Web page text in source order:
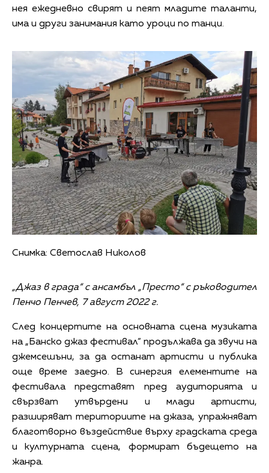
нея ежедневно свирят и пеят младите таланти,
има и други занимания като уроци по танци.
Снимка: Светослав Николов
„Джаз в града“ с ансамбъл „Престо“ с ръководител
Пенчо Пенчев, 7 август 2022 г.
След концертите на основната сцена музиката
на „Банско джаз фестивал“ продължава да звучи на
джемсешъни, за да останат артисти и публика
още време заедно. В синергия елементите на
фестивала представят пред аудиторията и
свързват утвърдени и млади артисти,
разширяват териториите на джаза, упражняват
благотворно въздействие върху градската среда
и културната сцена, формират бъдещето на
жанра.